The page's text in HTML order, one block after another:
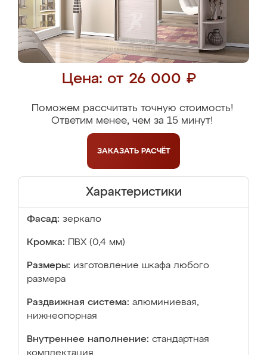
Цена: от 26 000 ₽
Поможем рассчитать точную стоимость!
Ответим менее, чем за 15 минут!
ЗАКАЗАТЬ РАСЧЁТ
Характеристики
Фасад: зеркало
Кромка: ПВХ (0,4 мм)
Размеры: изготовление шкафа любого
размера
Раздвижная система: алюминиевая,
нижнеопорная
Внутреннее наполнение: стандартная